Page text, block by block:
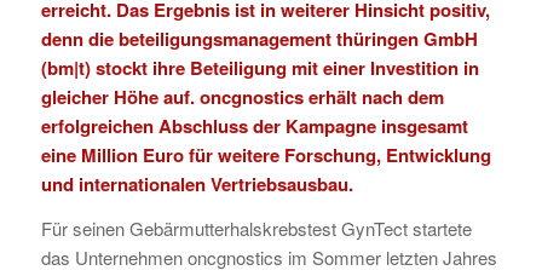
erreicht. Das Ergebnis ist in weiterer Hinsicht positiv,
denn die beteiligungsmanagement thüringen GmbH
(bm|t) stockt ihre Beteiligung mit einer Investition in
gleicher Höhe auf. oncgnostics erhält nach dem
erfolgreichen Abschluss der Kampagne insgesamt
eine Million Euro für weitere Forschung, Entwicklung
und internationalen Vertriebsausbau.
Für seinen Gebärmutterhalskrebstest GynTect startete
das Unternehmen oncgnostics im Sommer letzten Jahres